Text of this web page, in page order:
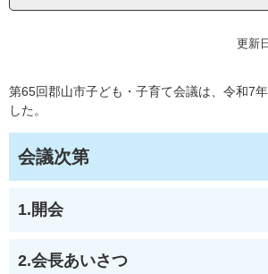
更新
第65回郡山市子ども・子育て会議は、令和7
した。
会議次第
1.開会
2.会長あいさつ